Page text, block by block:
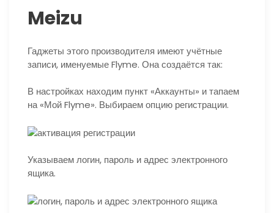
Meizu
Гаджеты этого производителя имеют учётные
записи, именуемые Flyme. Она создаётся так:
В настройках находим пункт «Аккаунты» и тапаем
на «Мой Flyme». Выбираем опцию регистрации.
Указываем логин, пароль и адрес электронного
ящика.